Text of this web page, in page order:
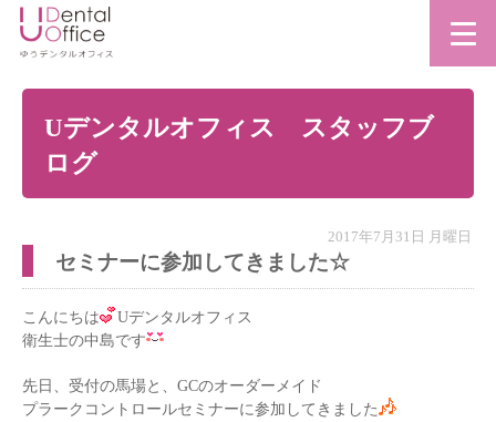
Uデンタルオフィス スタッフブ
ログ
2017年7月31日 月曜日
セミナーに参加してきました☆
こんにちは
Uデンタルオフィス
衛生士の中島です
先日、受付の馬場と、GCのオーダーメイド
プラークコントロールセミナーに参加してきました